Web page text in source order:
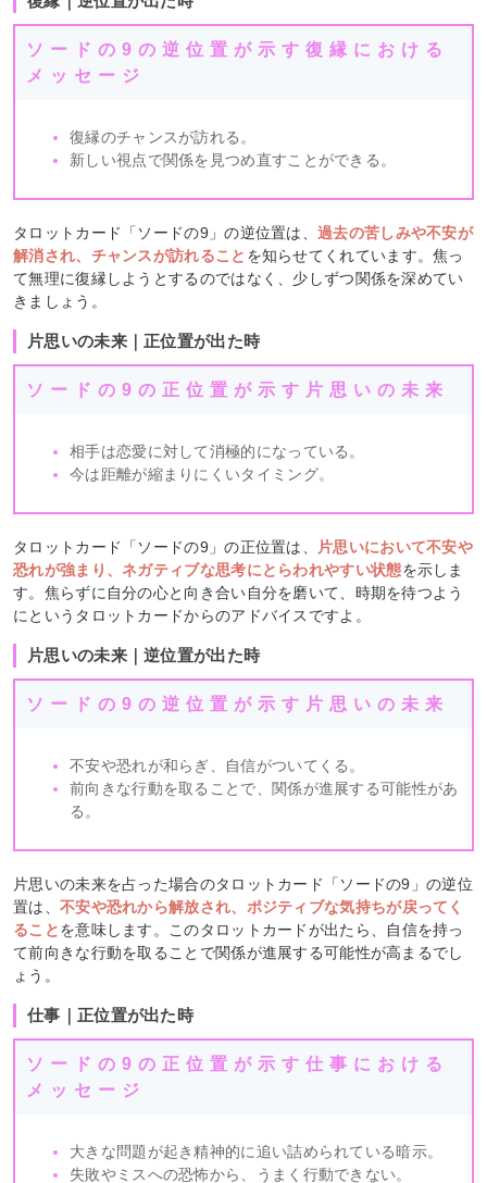
ソードの9の逆位置が示す復縁における
メッセージ
復縁のチャンスが訪れる。
新しい視点で関係を見つめ直すことができる。
タロットカード「ソードの9」の逆位置は、過去の苦しみや不安が
解消され、チャンスが訪れること を知らせてくれています。焦っ
て無理に復縁しようとするのではなく、少しずつ関係を深めてい
きましょう。
片思いの未来｜正位置が出た時
ソードの9の正位置が示す片思いの未来
相手は恋愛に対して消極的になっている。
今は距離が縮まりにくいタイミング。
タロットカード「ソードの9」の正位置は、 片思いにおいて不安や
恐れが強まり、ネガティブな思考にとらわれやすい状態を示しま
す。焦らずに自分の心と向き合い自分を磨いて、時期を待つよう
にというタロットカードからのアドバイスですよ。
片思いの未来｜逆位置が出た時
ソードの9の逆位置が示す片思いの未来
不安や恐れが和らぎ、自信がついてくる。
前向きな行動を取ることで、関係が進展する可能性があ
る。
片思いの未来を占った場合のタロットカード「ソードの9」の逆位
置は、 不安や恐れから解放され、ポジティブな気持ちが戻ってく
ることを意味します。このタロットカードが出たら、自信を持っ
て前向きな行動を取ることで関係が進展する可能性が高まるでし
ょう。
仕事｜正位置が出た時
ソードの9の正位置が示す仕事における
メッセージ
大きな問題が起き精神的に追い詰められている暗示。
失敗やミスへの恐怖から、うまく行動できない。